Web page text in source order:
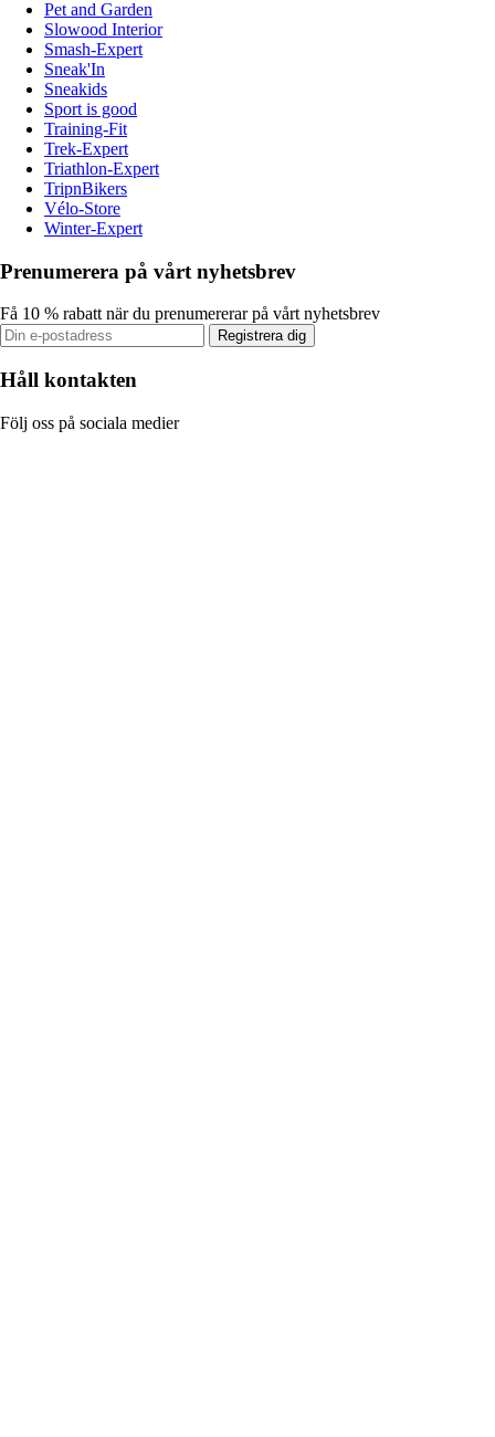
Pet and Garden
Slowood Interior
Smash-Expert
Sneak'In
Sneakids
Sport is good
Training-Fit
Trek-Expert
Triathlon-Expert
TripnBikers
Vélo-Store
Winter-Expert
Prenumerera på vårt nyhetsbrev
Få 10 % rabatt när du prenumererar på vårt nyhetsbrev
Registrera dig
Håll kontakten
Följ oss på sociala medier